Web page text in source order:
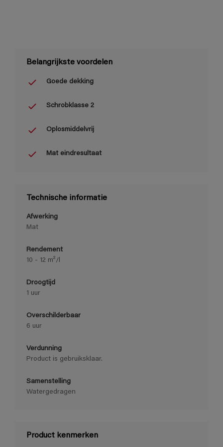
Belangrijkste voordelen
Goede dekking
Schrobklasse 2
Oplosmiddelvrij
Mat eindresultaat
Technische informatie
Afwerking
Mat
Rendement
10 - 12 m²/l
Droogtijd
1 uur
Overschilderbaar
6 uur
Verdunning
Product is gebruiksklaar.
Samenstelling
Watergedragen
Product kenmerken